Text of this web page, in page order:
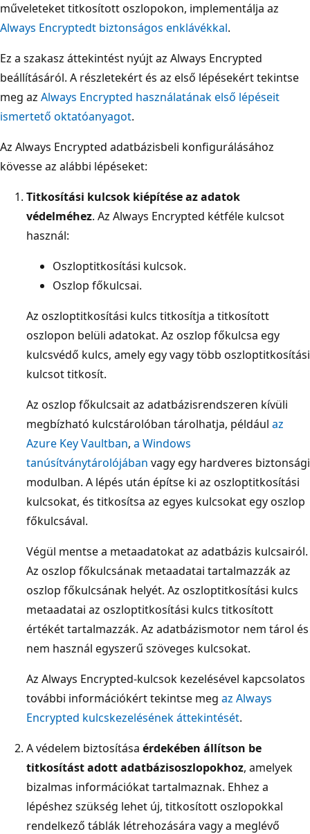
műveleteket titkosított oszlopokon, implementálja az
Always Encryptedt biztonságos enklávékkal.
Ez a szakasz áttekintést nyújt az Always Encrypted
beállításáról. A részletekért és az első lépésekért tekintse
meg az Always Encrypted használatának első lépéseit
ismertető oktatóanyagot.
Az Always Encrypted adatbázisbeli konfigurálásához
kövesse az alábbi lépéseket:
Titkosítási kulcsok kiépítése az adatok
védelméhez. Az Always Encrypted kétféle kulcsot
használ:
Oszloptitkosítási kulcsok.
Oszlop főkulcsai.
Az oszloptitkosítási kulcs titkosítja a titkosított
oszlopon belüli adatokat. Az oszlop főkulcsa egy
kulcsvédő kulcs, amely egy vagy több oszloptitkosítási
kulcsot titkosít.
Az oszlop főkulcsait az adatbázisrendszeren kívüli
megbízható kulcstárolóban tárolhatja, például az
Azure Key Vaultban, a Windows
tanúsítványtárolójában vagy egy hardveres biztonsági
modulban. A lépés után építse ki az oszloptitkosítási
kulcsokat, és titkosítsa az egyes kulcsokat egy oszlop
főkulcsával.
Végül mentse a metaadatokat az adatbázis kulcsairól.
Az oszlop főkulcsának metaadatai tartalmazzák az
oszlop főkulcsának helyét. Az oszloptitkosítási kulcs
metaadatai az oszloptitkosítási kulcs titkosított
értékét tartalmazzák. Az adatbázismotor nem tárol és
nem használ egyszerű szöveges kulcsokat.
Az Always Encrypted-kulcsok kezelésével kapcsolatos
további információkért tekintse meg az Always
Encrypted kulcskezelésének áttekintését.
A védelem biztosítása érdekében állítson be
titkosítást adott adatbázisoszlopokhoz, amelyek
bizalmas információkat tartalmaznak. Ehhez a
lépéshez szükség lehet új, titkosított oszlopokkal
rendelkező táblák létrehozására vagy a meglévő